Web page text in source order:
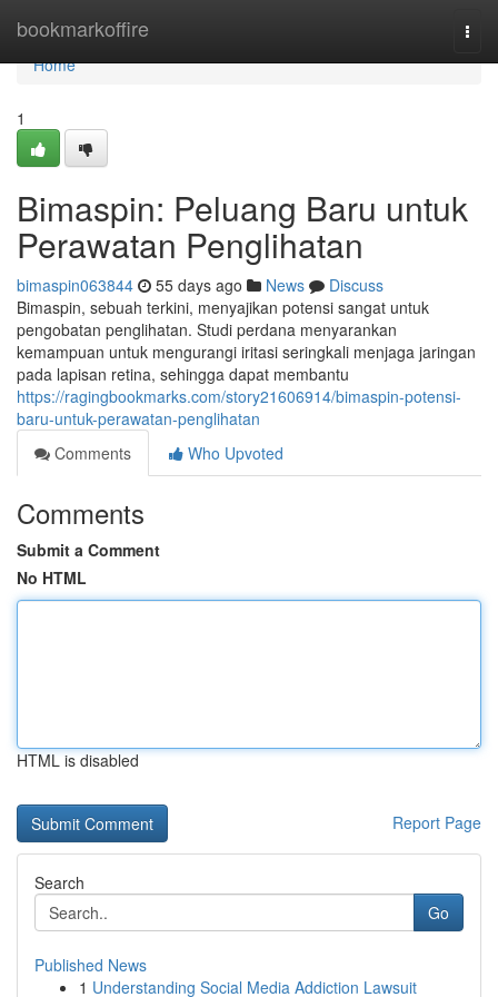
bookmarkoffire
Home
Home
1
Bimaspin: Peluang Baru untuk
Perawatan Penglihatan
bimaspin063844 55 days ago News
Discuss
Bimaspin, sebuah terkini, menyajikan potensi sangat untuk
pengobatan penglihatan. Studi perdana menyarankan
kemampuan untuk mengurangi iritasi seringkali menjaga jaringan
pada lapisan retina, sehingga dapat membantu
https://ragingbookmarks.com/story21606914/bimaspin-potensi-
baru-untuk-perawatan-penglihatan
Comments
Who Upvoted
Comments
Submit a Comment
No HTML
HTML is disabled
Report Page
Search
Go
Published News
1 Understanding Social Media Addiction Lawsuit